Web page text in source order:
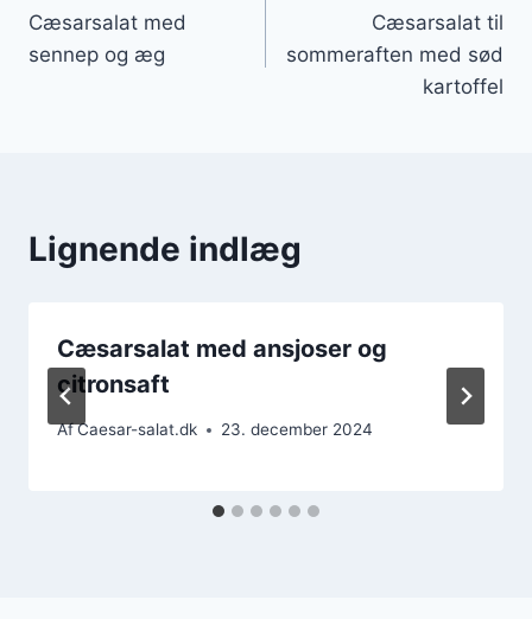
Cæsarsalat med
sennep og æg
Cæsarsalat til
sommeraften med sød
kartoffel
Lignende indlæg
Cæsarsalat med ansjoser og
citronsaft
AfCaesar-salat.dk 23. december 2024